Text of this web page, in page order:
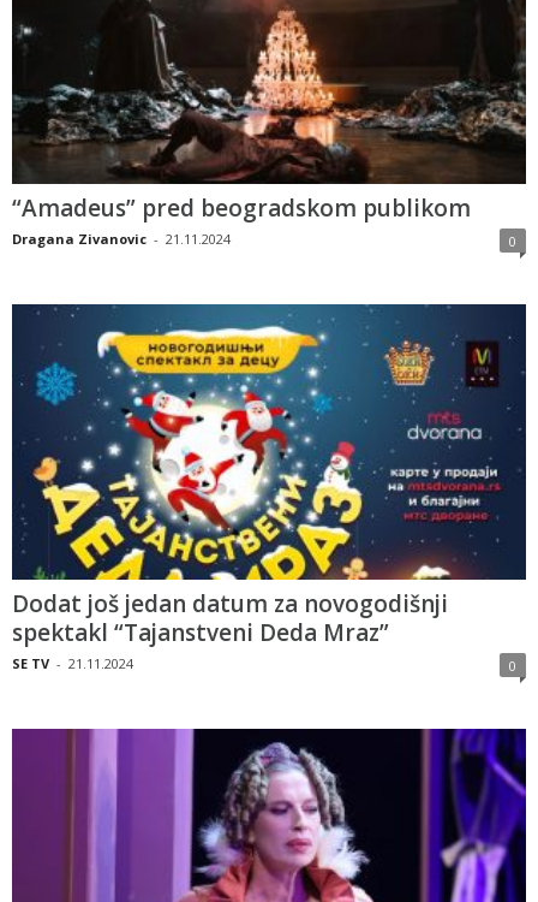
“Amadeus” pred beogradskom publikom
Dragana Zivanovic - 21.11.2024 0
Dodat još jedan datum za novogodišnji
spektakl “Tajanstveni Deda Mraz”
SE TV - 21.11.2024 0